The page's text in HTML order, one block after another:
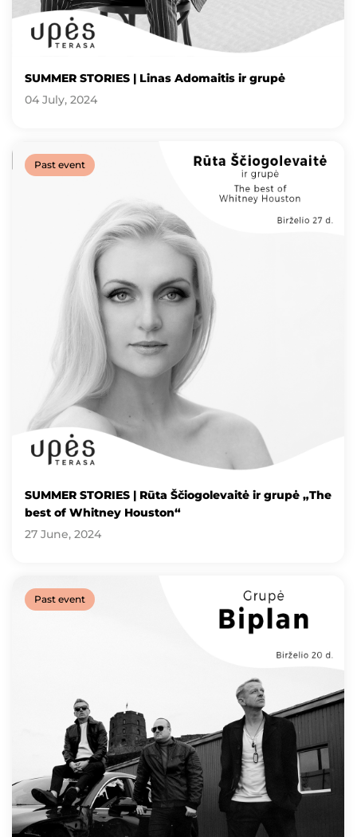
SUMMER STORIES | Linas Adomaitis ir grupė
04 July, 2024
Past event
SUMMER STORIES | Rūta Ščiogolevaitė ir grupė „The
best of Whitney Houston“
27 June, 2024
Past event